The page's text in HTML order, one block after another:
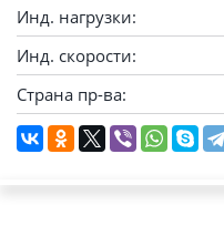
Инд. нагрузки:
Инд. скорости:
Страна пр-ва: